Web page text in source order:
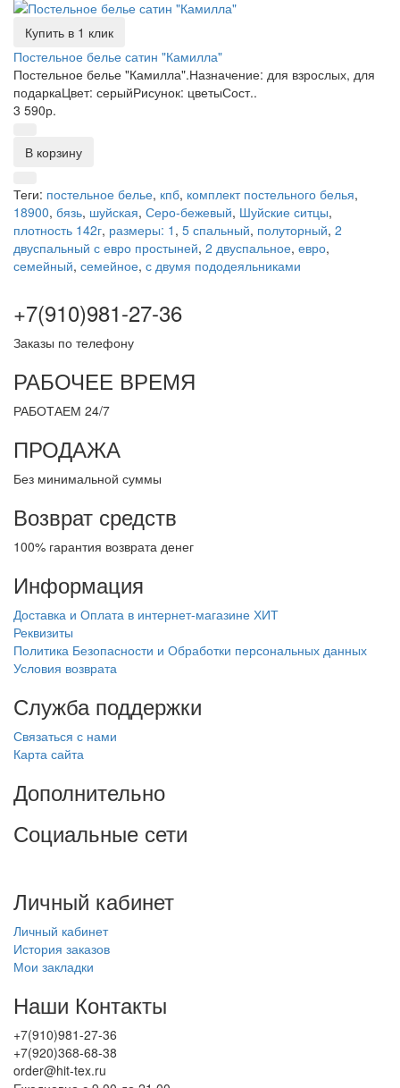
Купить в 1 клик
Постельное белье сатин "Камилла"
Постельное белье "Камилла".Назначение: для взрослых, для
подаркаЦвет: серыйРисунок: цветыСост..
3 590р.
В корзину
Теги: постельное белье, кпб, комплект постельного белья,
18900, бязь, шуйская, Серо-бежевый, Шуйские ситцы,
плотность 142г, размеры: 1 , 5 спальный, полуторный, 2
двуспальный с евро простыней, 2 двуспальное, евро,
семейный, семейное, с двумя пододеяльниками
+7(910)981-27-36
Заказы по телефону
РАБОЧЕЕ ВРЕМЯ
РАБОТАЕМ 24/7
ПРОДАЖА
Без минимальной суммы
Возврат средств
100% гарантия возврата денег
Информация
Доставка и Оплата в интернет-магазине ХИТ
Реквизиты
Политика Безопасности и Обработки персональных данных
Условия возврата
Служба поддержки
Связаться с нами
Карта сайта
Дополнительно
Социальные сети
Личный кабинет
Личный кабинет
История заказов
Мои закладки
Наши Контакты
+7(910)981-27-36
+7(920)368-68-38
order@hit-tex.ru